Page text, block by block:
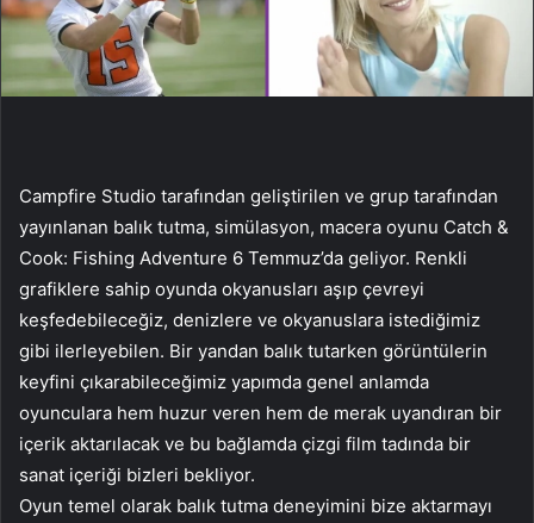
Campfire Studio tarafından geliştirilen ve grup tarafından
yayınlanan balık tutma, simülasyon, macera oyunu Catch &
Cook: Fishing Adventure 6 Temmuz’da geliyor. Renkli
grafiklere sahip oyunda okyanusları aşıp çevreyi
keşfedebileceğiz, denizlere ve okyanuslara istediğimiz
gibi ilerleyebilen. Bir yandan balık tutarken görüntülerin
keyfini çıkarabileceğimiz yapımda genel anlamda
oyunculara hem huzur veren hem de merak uyandıran bir
içerik aktarılacak ve bu bağlamda çizgi film tadında bir
sanat içeriği bizleri bekliyor.
Oyun temel olarak balık tutma deneyimini bize aktarmayı